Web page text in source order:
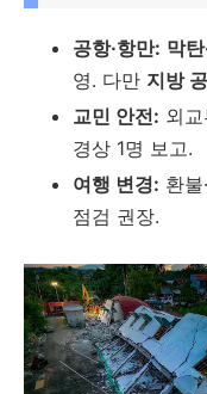
공항·항만: 막
영. 다만 지방
교민 안전: 외
경상 1명 보고.
여행 변경: 환
점검 권장.